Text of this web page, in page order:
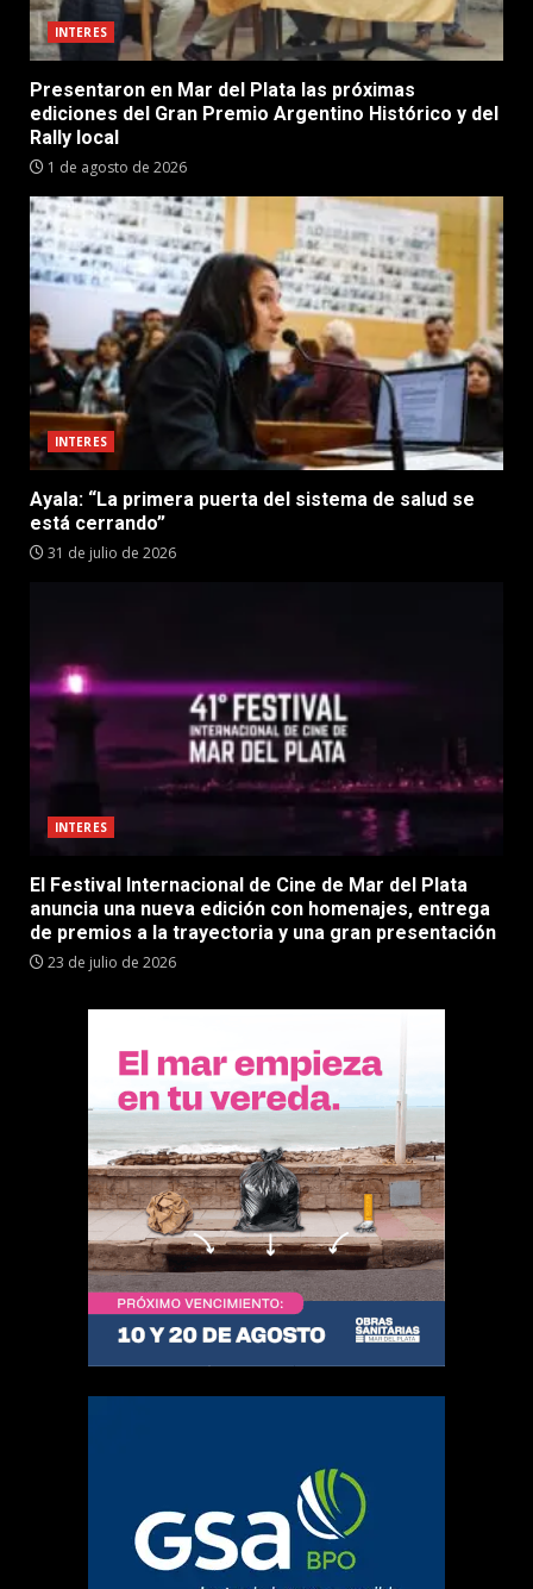
INTERES
Presentaron en Mar del Plata las próximas
ediciones del Gran Premio Argentino Histórico y del
Rally local
1 de agosto de 2026
INTERES
Ayala: “La primera puerta del sistema de salud se
está cerrando”
31 de julio de 2026
INTERES
El Festival Internacional de Cine de Mar del Plata
anuncia una nueva edición con homenajes, entrega
de premios a la trayectoria y una gran presentación
23 de julio de 2026